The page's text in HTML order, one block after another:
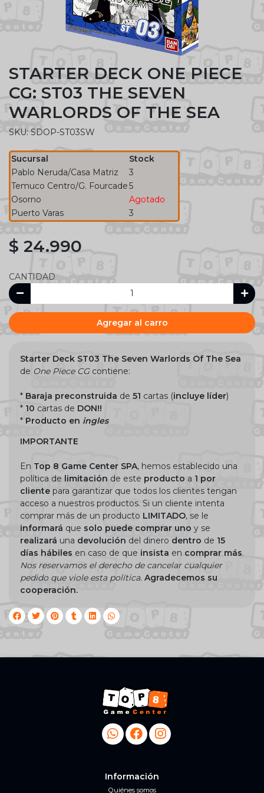
STARTER DECK ONE PIECE
CG: ST03 THE SEVEN
WARLORDS OF THE SEA
SKU: SDOP-ST03SW
Sucursal
Stock
Pablo Neruda/Casa Matriz
3
Temuco Centro/G. Fourcade5
Osorno
Agotado
Puerto Varas
3
$ 24.990
CANTIDAD
Agregar al carro
Starter Deck ST03 The Seven Warlords Of The Sea
de One Piece CGcontiene:
* Baraja preconstruida de 51 cartas (incluye líder)
* 10 cartas de DON!!
* Producto en ingles
IMPORTANTE
En Top 8 Game Center SPA, hemos establecido una
política de limitación de este producto a 1 por
cliente para garantizar que todos los clientes tengan
acceso a nuestros productos. Si un cliente intenta
comprar más de un producto LIMITADO, se le
informará que solo puede comprar uno y se
realizará una devolución del dinero dentro de 15
días hábiles en caso de que insista en comprar más.
Nos reservamos el derecho de cancelar cualquier
pedido que viole esta política. Agradecemos su
cooperación.
Información
Quiénes somos